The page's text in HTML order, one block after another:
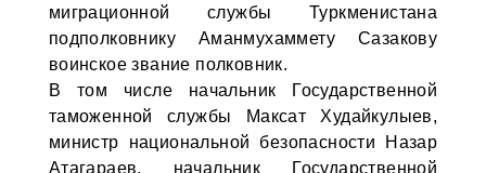
миграционной службы Туркменистана
подполковнику Аманмухаммету Сазакову
воинское звание полковник.
В том числе начальник Государственной
таможенной службы Максат Худайкулыев,
министр национальной безопасности Назар
Атагараев, начальник Государственной